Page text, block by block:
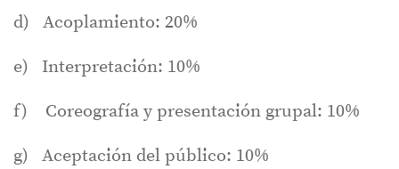
d) Acoplamiento: 20%
e) Interpretación: 10%
f) Coreografía y presentación grupal: 10%
g) Aceptación del público: 10%